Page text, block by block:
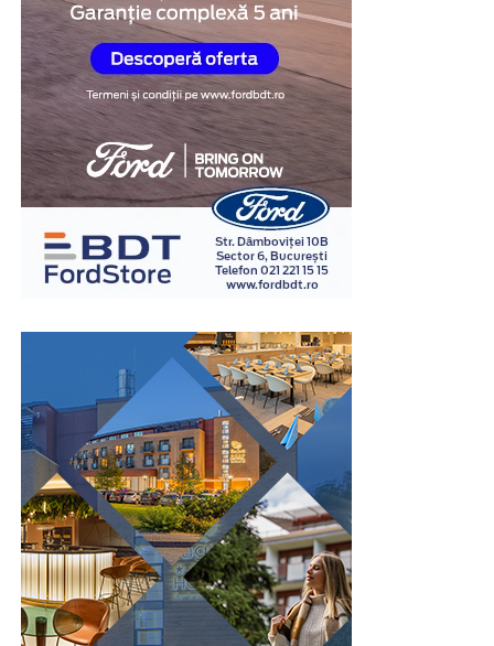
încăperile destinate echipării personalului nu
beneficiază de suprafețe generoase. În aceste situații,
fiecare metru pătrat trebuie utilizat cât mai eficient.
Vestiarele metalice cu uși scurte permit creșterea
numărului de utilizatori fără a ocupa spațiu suplimentar
pe podea. Același corp de mobilier poate înlocui două
sau chiar mai multe vestiare clasice, ceea ce lasă mai
mult loc pentru circulație și facilitează organizarea
întregii încăperi.
sport, școli, spitale sau alte instituții unde fluxul de
persoane este ridicat. Spațiul economisit poate fi utilizat
pentru bănci, culoare de acces sau alte echipamente
necesare funcționării vestiarului.
În același timp, organizarea compactă permite
amplasarea mai multor corpuri de mobilier fără ca
încăperea să devină aglomerată. Astfel, confortul
utilizatorilor este menținut chiar și în perioadele cu
trafic intens.
Prin valorificarea eficientă a spațiului disponibil,